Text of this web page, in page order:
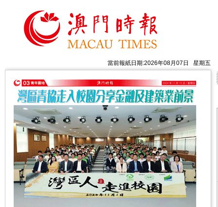
當前報紙日期:2026年08月07日 星期五